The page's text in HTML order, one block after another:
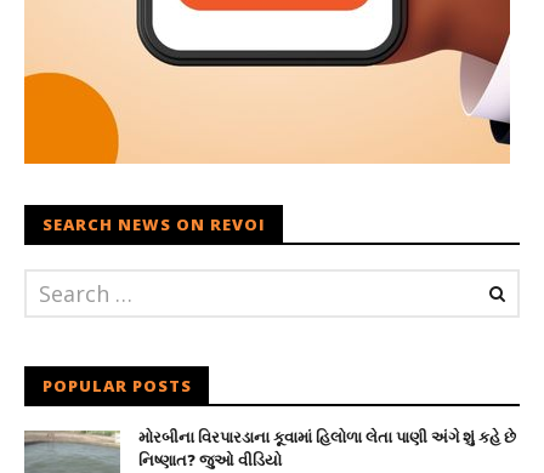
SEARCH NEWS ON REVOI
POPULAR POSTS
મોરબીના વિરપારડાના કૂવામાં હિલોળા લેતા પાણી અંગે શું કહે છે
નિષ્ણાત? જુઓ વીડિયો